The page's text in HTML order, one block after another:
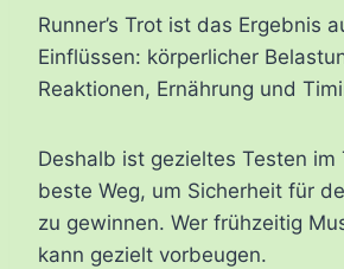
Runner’s Trot ist das Ergebnis
Einflüssen: körperlicher
Reaktionen, Ernährung und
Deshalb ist gezieltes Testen im
beste Weg, um Sicherheit für
zu gewinnen. Wer frühzeitig
kann gezielt vorbeugen.